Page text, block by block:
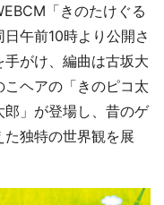
「きのたけぐる
午前10時より公開さ
がけ、編曲は古坂大
ヘアの「きのピコ太
」が登場し、昔のゲ
独特の世界観を展